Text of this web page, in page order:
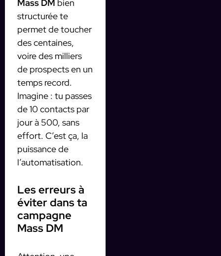
Mass DM bien
structurée te
permet de toucher
des centaines,
voire des milliers
de prospects en un
temps record.
Imagine : tu passes
de 10 contacts par
jour à 500, sans
effort. C’est ça, la
puissance de
l’automatisation.
Les erreurs à
éviter dans ta
campagne
Mass DM